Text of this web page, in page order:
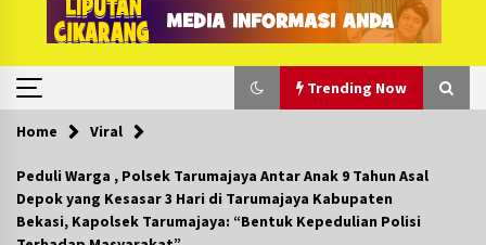
Trending Now
Trending Now
Posko Mudik Kosmi Jurpala 2026 Hadirkan
Pelayanan Penuh bagi Pemudik : Sudah Tahun
Home Viral
Peduli Warga , Polsek Tarumajaya Antar Anak 9 Tahun Asal
Depok yang Kesasar 3 Hari di Tarumajaya Kabupaten
Bekasi, Kapolsek Tarumajaya: “Bentuk Kepedulian Polisi